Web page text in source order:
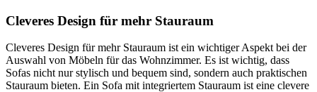
Cleveres Design für mehr Stauraum
Cleveres Design für mehr Stauraum ist ein wichtiger Aspekt bei der
Auswahl von Möbeln für das Wohnzimmer. Es ist wichtig, dass
Sofas nicht nur stylisch und bequem sind, sondern auch praktischen
Stauraum bieten. Ein Sofa mit integriertem Stauraum ist eine clevere